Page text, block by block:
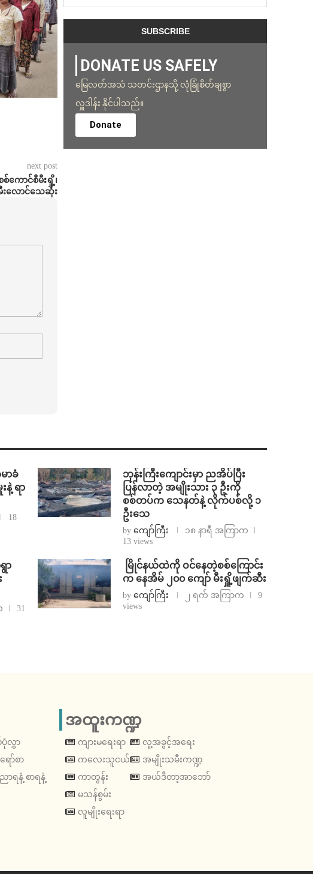
next post
စ်ကောင်စီမီးရှို့၊
းလောင်သေဆုံး
DONATE US SAFELY
မြေလတ်အသံ သတင်းဌာနသို့ လုံခြုံစိတ်ချစွာ
လှူဒါန်း နိုင်ပါသည်။
Donate
ာခံ
နဲ့ ရာ
18
ဘုန်းကြီးကျောင်းမှာ ညအိပ်ပြီး
ပြန်လာတဲ့ အမျိုးသား ၃ ဦးကို
စစ်တပ်က သေနတ်နဲ့ လိုက်ပစ်လို့ ၁
ဦးသေ
byကျော်ကြီး
၁၈ နာရီ အကြာက
13 views
ာ
31
⁩ ⁨မြိုင်နယ်ထဲကို ဝင်နေတဲ့စစ်ကြောင်း
က နေအိမ် ၂၀၀ ကျော် မီးရှိူ့ဖျက်ဆီး
byကျော်ကြီး ၂ ရက် အကြာက
9
views
ပုံလွှာ
ော်စာ
ာရနံ့ စာရနံ့
အထူးကဏ္ဍ
ကျားမရေးရာ
ကလေးသူငယ်
ကာတွန်း
မသန်စွမ်း
လူမျိုးရေးရာ
လူ့အခွင့်အရေး
အမျိုးသမီးကဏ္ဍ
အယ်ဒီတာ့အာဘော်